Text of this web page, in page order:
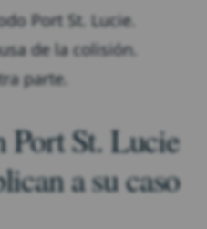
Port St. Lucie.
de la colisión.
parte.
Port St. Lucie
a su caso